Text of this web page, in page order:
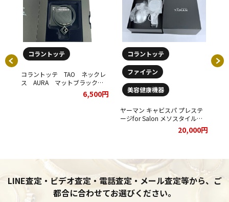
コラントッテ
コラントッテ TAO ネックレ
ス AURA マットブラックを
お買取りさせていただきまし
6,500円
コラントッテ
ファイテン
美容健康機器
ヤーマン キャビスパ プレステ
ージfor Salon メソスタイルプ
レミアセットをお買取りさせて
20,000円
LINE査定・ビデオ査定・電話査定・メール査定等から、ご
都合に合わせてお選びください。